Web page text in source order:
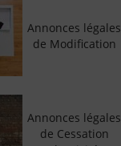
Annonces légales
de Modification
Annonces légales
de Cessation